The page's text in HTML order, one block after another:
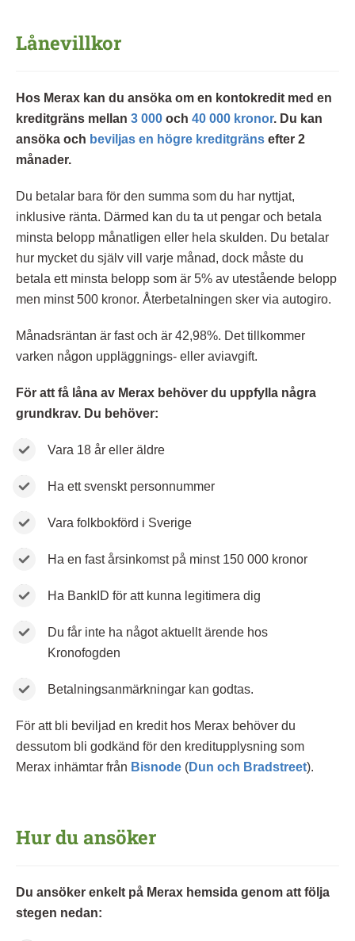
Lånevillkor
Hos Merax kan du ansöka om en kontokredit med en
kreditgräns mellan 3 000 och 40 000 kronor. Du kan
ansöka och beviljas en högre kreditgräns efter 2
månader.
Du betalar bara för den summa som du har nyttjat,
inklusive ränta. Därmed kan du ta ut pengar och betala
minsta belopp månatligen eller hela skulden. Du betalar
hur mycket du själv vill varje månad, dock måste du
betala ett minsta belopp som är 5% av utestående belopp
men minst 500 kronor. Återbetalningen sker via autogiro.
Månadsräntan är fast och är 42,98%. Det tillkommer
varken någon uppläggnings- eller aviavgift.
För att få låna av Merax behöver du uppfylla några
grundkrav. Du behöver:
Vara 18 år eller äldre
Ha ett svenskt personnummer
Vara folkbokförd i Sverige
Ha en fast årsinkomst på minst 150 000 kronor
Ha BankID för att kunna legitimera dig
Du får inte ha något aktuellt ärende hos
Kronofogden
Betalningsanmärkningar kan godtas.
För att bli beviljad en kredit hos Merax behöver du
dessutom bli godkänd för den kreditupplysning som
Merax inhämtar från Bisnode (Dun och Bradstreet).
Hur du ansöker
Du ansöker enkelt på Merax hemsida genom att följa
stegen nedan: